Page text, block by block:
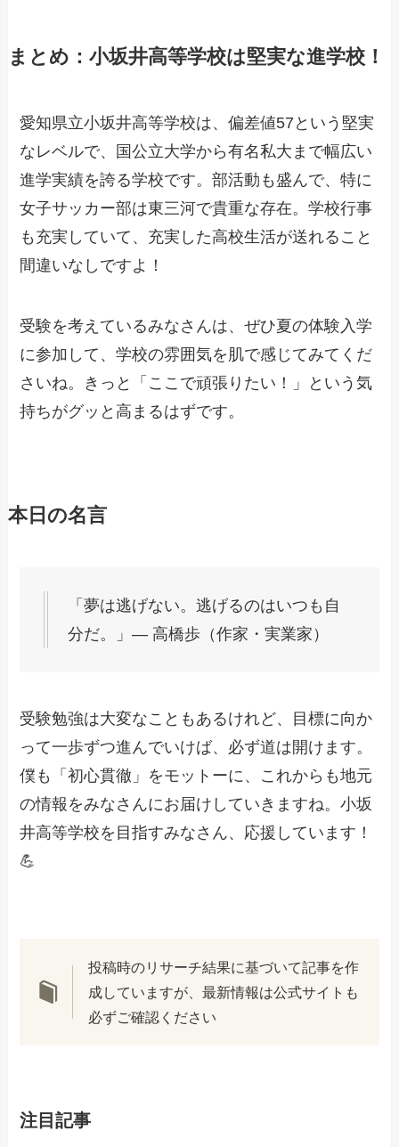
まとめ：小坂井高等学校は堅実な進学校！
愛知県立小坂井高等学校は、偏差値57という堅実
なレベルで、国公立大学から有名私大まで幅広い
進学実績を誇る学校です。部活動も盛んで、特に
女子サッカー部は東三河で貴重な存在。学校行事
も充実していて、充実した高校生活が送れること
間違いなしですよ！
受験を考えているみなさんは、ぜひ夏の体験入学
に参加して、学校の雰囲気を肌で感じてみてくだ
さいね。きっと「ここで頑張りたい！」という気
持ちがグッと高まるはずです。
本日の名言
「夢は逃げない。逃げるのはいつも自
分だ。」― 高橋歩（作家・実業家）
受験勉強は大変なこともあるけれど、目標に向か
って一歩ずつ進んでいけば、必ず道は開けます。
僕も「初心貫徹」をモットーに、これからも地元
の情報をみなさんにお届けしていきますね。小坂
井高等学校を目指すみなさん、応援しています！
💪
投稿時のリサーチ結果に基づいて記事を作
成していますが、最新情報は公式サイトも
必ずご確認ください
注目記事